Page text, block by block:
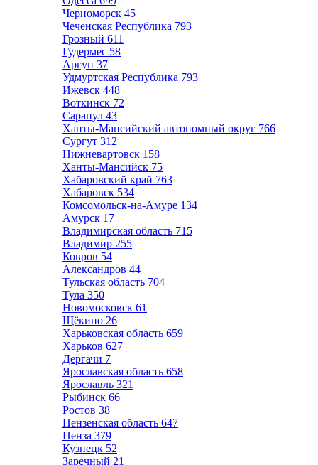
Черноморск 45
Чеченская Республика 793
Грозный 611
Гудермес 58
Аргун 37
Удмуртская Республика 793
Ижевск 448
Воткинск 72
Сарапул 43
Ханты-Мансийский автономный округ 766
Сургут 312
Нижневартовск 158
Ханты-Мансийск 75
Хабаровский край 763
Хабаровск 534
Комсомольск-на-Амуре 134
Амурск 17
Владимирская область 715
Владимир 255
Ковров 54
Александров 44
Тульская область 704
Тула 350
Новомосковск 61
Щёкино 26
Харьковская область 659
Харьков 627
Дергачи 7
Ярославская область 658
Ярославль 321
Рыбинск 66
Ростов 38
Пензенская область 647
Пенза 379
Кузнецк 52
Заречный 21